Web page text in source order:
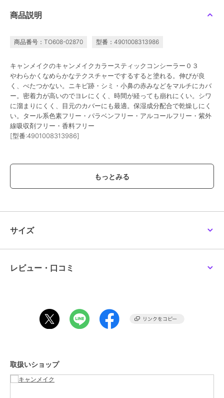
商品説明
商品番号：TO608-02870 型番：4901008313986
キャンメイクのキャンメイクカラースティックコンシーラー０３
やわらかくなめらかなテクスチャーでするすると塗れる。伸びが良
く、べたつかない。ニキビ跡・シミ・小鼻の赤みなどをマルチにカバ
ー。密着力が高いのでヨレにくく、時間が経っても崩れにくい。シワ
に溜まりにくく、目元のカバーにも最適。保湿成分配合で乾燥しにく
い。タール系色素フリー・パラベンフリー・アルコールフリー・紫外
線吸収剤フリー・香料フリー
[型番:4901008313986]
性別タイプ
サイズ
サイズ
レビュー・口コミ
取扱いショップ